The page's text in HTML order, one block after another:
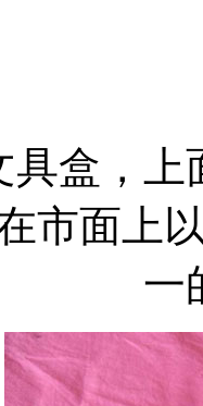
具盒，
市面上
一